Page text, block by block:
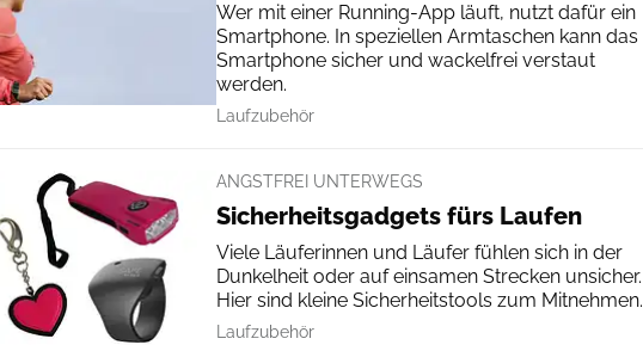
Wer mit einer Running-App läuft, nutzt dafür ein
Smartphone. In speziellen Armtaschen kann das
Smartphone sicher und wackelfrei verstaut
werden.
Laufzubehör
ANGSTFREI UNTERWEGS
Sicherheitsgadgets fürs Laufen
Viele Läuferinnen und Läufer fühlen sich in der
Dunkelheit oder auf einsamen Strecken unsicher.
Hier sind kleine Sicherheitstools zum Mitnehmen.
Laufzubehör